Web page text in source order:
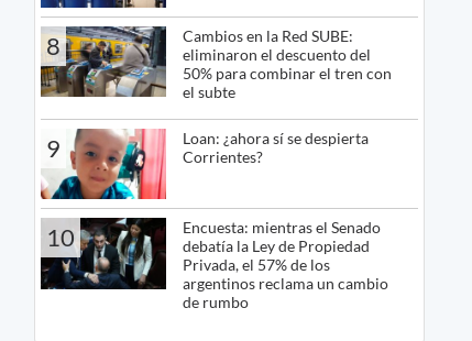
8
Cambios en la Red SUBE:
eliminaron el descuento del
50% para combinar el tren con
el subte
9
Loan: ¿ahora sí se despierta
Corrientes?
10
Encuesta: mientras el Senado
debatía la Ley de Propiedad
Privada, el 57% de los
argentinos reclama un cambio
de rumbo